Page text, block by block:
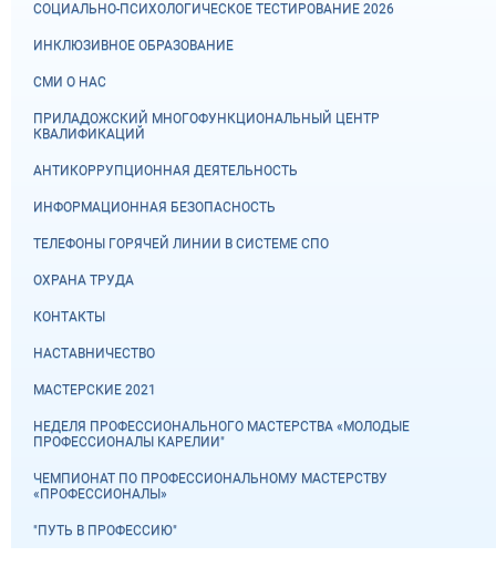
СОЦИАЛЬНО-ПСИХОЛОГИЧЕСКОЕ ТЕСТИРОВАНИЕ 2026
ИНКЛЮЗИВНОЕ ОБРАЗОВАНИЕ
СМИ О НАС
ПРИЛАДОЖСКИЙ МНОГОФУНКЦИОНАЛЬНЫЙ ЦЕНТР
КВАЛИФИКАЦИЙ
АНТИКОРРУПЦИОННАЯ ДЕЯТЕЛЬНОСТЬ
ИНФОРМАЦИОННАЯ БЕЗОПАСНОСТЬ
ТЕЛЕФОНЫ ГОРЯЧЕЙ ЛИНИИ В СИСТЕМЕ СПО
ОХРАНА ТРУДА
КОНТАКТЫ
НАСТАВНИЧЕСТВО
МАСТЕРСКИЕ 2021
НЕДЕЛЯ ПРОФЕССИОНАЛЬНОГО МАСТЕРСТВА «МОЛОДЫЕ
ПРОФЕССИОНАЛЫ КАРЕЛИИ"
ЧЕМПИОНАТ ПО ПРОФЕССИОНАЛЬНОМУ МАСТЕРСТВУ
«ПРОФЕССИОНАЛЫ»
"ПУТЬ В ПРОФЕССИЮ"